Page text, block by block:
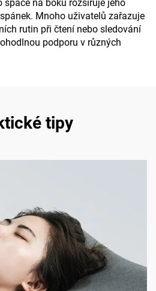
spáče na boku rozšiřuje jeho
Mnoho uživatelů zařazuje
rutin při čtení nebo sledování
podporu v různých
tipy